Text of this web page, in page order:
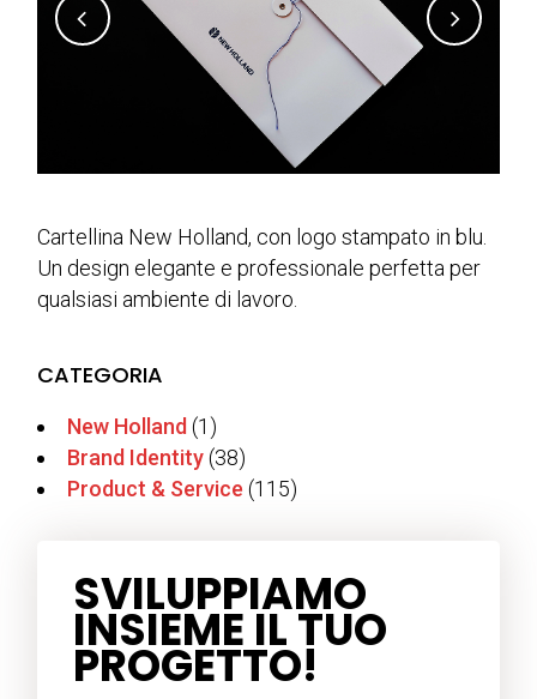
Cartellina New Holland, con logo stampato in blu.
Un design elegante e professionale perfetta per
qualsiasi ambiente di lavoro.
CATEGORIA
New Holland (1)
Brand Identity(38)
Product & Service (115)
SVILUPPIAMO
INSIEME IL TUO
PROGETTO!